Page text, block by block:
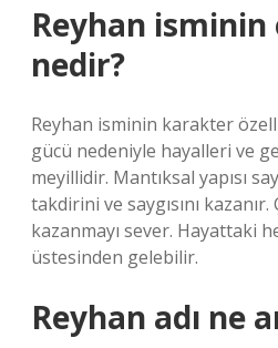
Reyhan
nedir?
Reyhan isminin karakter
gücü nedeniyle hayalleri ve
meyillidir. Mantıksal yapısı
takdirini ve saygısını kazanır.
kazanmayı sever. Hayattaki
üstesinden gelebilir.
Reyhan adı ne